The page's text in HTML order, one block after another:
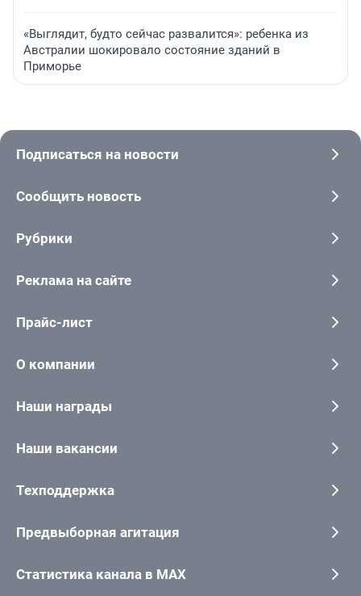
«Выглядит, будто сейчас развалится»: ребенка из
Австралии шокировало состояние зданий в
Приморье
Подписаться на новости
Сообщить новость
Рубрики
Реклама на сайте
Прайс-лист
О компании
Наши награды
Наши вакансии
Техподдержка
Предвыборная агитация
Статистика канала в MAX